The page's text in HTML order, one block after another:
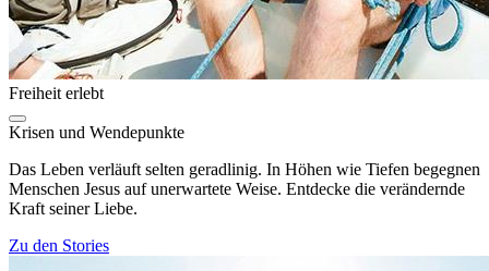
Freiheit erlebt
Krisen und Wendepunkte
Das Leben verläuft selten geradlinig. In Höhen wie Tiefen begegnen
Menschen Jesus auf unerwartete Weise. Entdecke die verändernde
Kraft seiner Liebe.
Zu den Stories